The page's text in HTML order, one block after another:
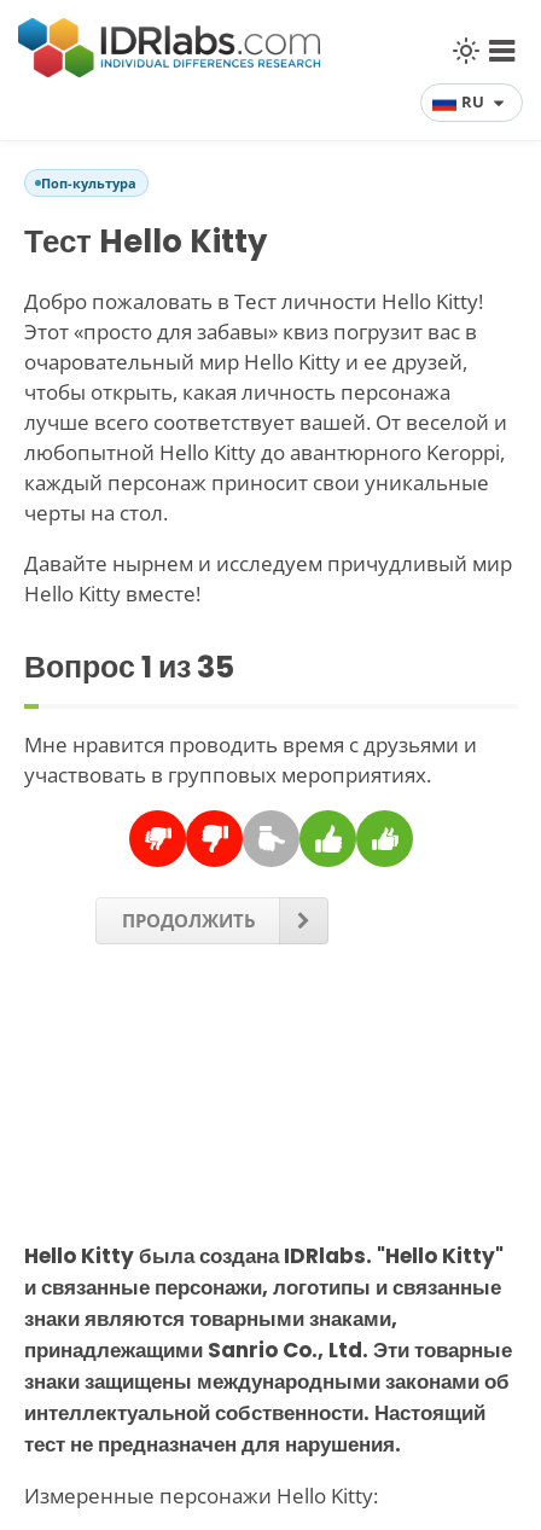
RU
Поп-культура
Тест Hello Kitty
Добро пожаловать в Тест личности Hello Kitty!
Этот «просто для забавы» квиз погрузит вас в
очаровательный мир Hello Kitty и ее друзей,
чтобы открыть, какая личность персонажа
лучше всего соответствует вашей. От веселой и
любопытной Hello Kitty до авантюрного Keroppi,
каждый персонаж приносит свои уникальные
черты на стол.
Давайте нырнем и исследуем причудливый мир
Hello Kitty вместе!
Вопрос1 из 35
Мне нравится проводить время с друзьями и
участвовать в групповых мероприятиях.
ПРОДОЛЖИТЬ
Hello Kitty была создана IDRlabs. "Hello Kitty"
и связанные персонажи, логотипы и связанные
знаки являются товарными знаками,
принадлежащими Sanrio Co., Ltd. Эти товарные
знаки защищены международными законами об
интеллектуальной собственности. Настоящий
тест не предназначен для нарушения.
Измеренные персонажи Hello Kitty: